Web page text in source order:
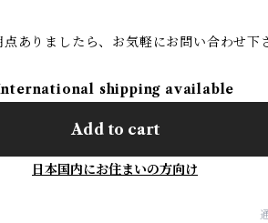
ありましたら、お気軽にお問い合わせ下
shipping available
Add to cart
日本国内にお住まいの方向け